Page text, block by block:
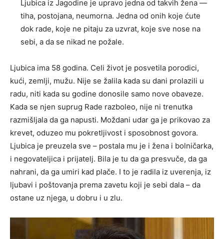
Ljubica iz Jagodine je upravo jedna od takvih žena —
tiha, postojana, neumorna. Jedna od onih koje ćute
dok rade, koje ne pitaju za uzvrat, koje sve nose na
sebi, a da se nikad ne požale.
Ljubica ima 58 godina. Celi život je posvetila porodici,
kući, zemlji, mužu. Nije se žalila kada su dani prolazili u
radu, niti kada su godine donosile samo nove obaveze.
Kada se njen suprug Rade razboleo, nije ni trenutka
razmišljala da ga napusti. Moždani udar ga je prikovao za
krevet, oduzeo mu pokretljivost i sposobnost govora.
Ljubica je preuzela sve – postala mu je i žena i bolničarka,
i negovateljica i prijatelj. Bila je tu da ga presvuče, da ga
nahrani, da ga umiri kad plače. I to je radila iz uverenja, iz
ljubavi i poštovanja prema zavetu koji je sebi dala – da
ostane uz njega, u dobru i u zlu.